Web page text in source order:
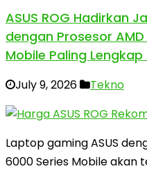
ASUS ROG Hadirkan
dengan Prosesor
Mobile Paling
July 9, 2026 Tekno
Laptop gaming ASUS
6000 Series Mobile akan